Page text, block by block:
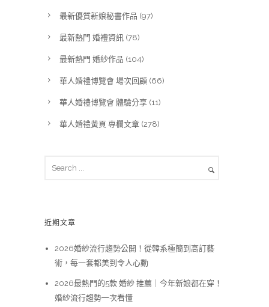
最新優質新娘秘書作品 (97)
最新熱門 婚禮資訊 (78)
最新熱門 婚紗作品 (104)
華人婚禮博覽會 場次回顧 (66)
華人婚禮博覽會 體驗分享 (11)
華人婚禮黃頁 專欄文章 (278)
近期文章
2026婚紗流行趨勢公開！從韓系極簡到高訂藝
術，每一套都美到令人心動
2026最熱門的5款 婚紗 推薦｜今年新娘都在穿！
婚紗流行趨勢一次看懂